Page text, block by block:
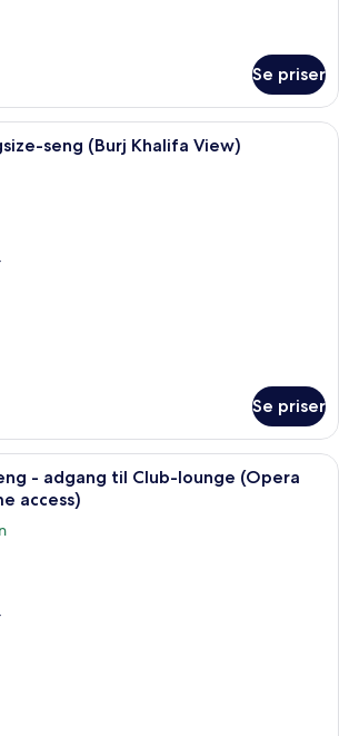
Se priser
Et hotelværelse med en seng, en
seng (Burj Khalifa View)
Se priser
Et hotelværelse med en stor seng,
- adgang til Club-lounge (Opera
access)